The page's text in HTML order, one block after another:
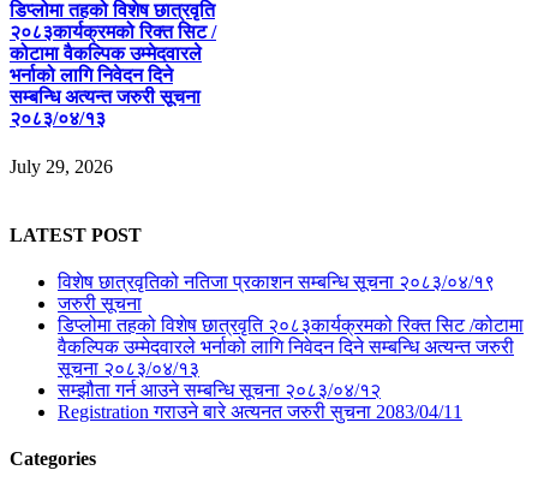
डिप्लोमा तहको विशेष छात्रवृति
२०८३कार्यक्रमको रिक्त सिट /
कोटामा वैकल्पिक उम्मेदवारले
भर्नाको लागि निवेदन दिने
सम्बन्धि अत्यन्त जरुरी सूचना
२०८३/०४/१३
July 29, 2026
LATEST POST
विशेष छात्रवृतिको नतिजा प्रकाशन सम्बन्धि सूचना २०८३/०४/१९
जरुरी सूचना
डिप्लोमा तहको विशेष छात्रवृति २०८३कार्यक्रमको रिक्त सिट /कोटामा
वैकल्पिक उम्मेदवारले भर्नाको लागि निवेदन दिने सम्बन्धि अत्यन्त जरुरी
सूचना २०८३/०४/१३
सम्झौता गर्न आउने सम्बन्धि सूचना २०८३/०४/१२
Registration गराउने बारे अत्यनत जरुरी सुचना 2083/04/11
Categories